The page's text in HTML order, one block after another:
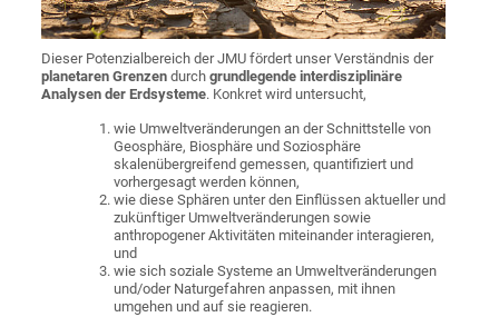
Dieser Potenzialbereich der JMU fördert unser Verständnis der
planetaren Grenzen durchgrundlegende interdisziplinäre
Analysen der Erdsysteme. Konkret wird untersucht,
wie Umweltveränderungen an der Schnittstelle von
Geosphäre, Biosphäre und Soziosphäre
skalenübergreifend gemessen, quantifiziert und
vorhergesagt werden können,
wie diese Sphären unter den Einflüssen aktueller und
zukünftiger Umweltveränderungen sowie
anthropogener Aktivitäten miteinander interagieren,
und
wie sich soziale Systeme an Umweltveränderungen
und/oder Naturgefahren anpassen, mit ihnen
umgehen und auf sie reagieren.